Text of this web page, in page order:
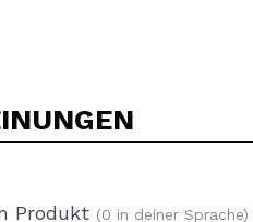
Produkt (0 in deiner Sprache)